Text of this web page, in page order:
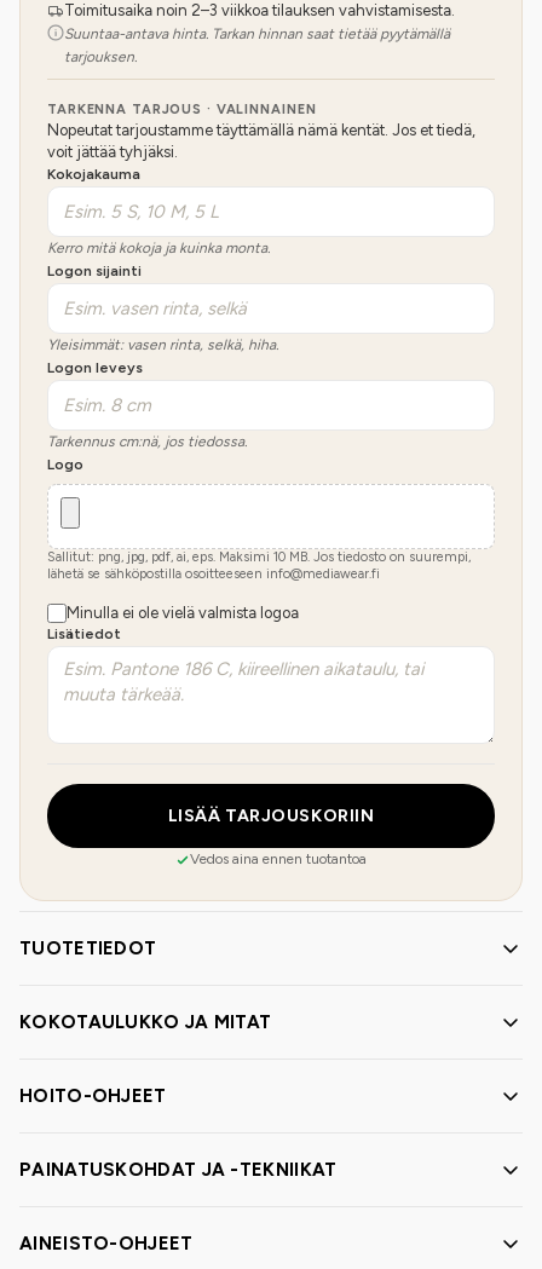
Toimitusaika noin 2–3 viikkoa tilauksen vahvistamisesta.
Suuntaa-antava hinta. Tarkan hinnan saat tietää pyytämällä
tarjouksen.
TARKENNA TARJOUS · VALINNAINEN
Nopeutat tarjoustamme täyttämällä nämä kentät. Jos et tiedä,
voit jättää tyhjäksi.
Kokojakauma
Kerro mitä kokoja ja kuinka monta.
Logon sijainti
Yleisimmät: vasen rinta, selkä, hiha.
Logon leveys
Tarkennus cm:nä, jos tiedossa.
Logo
Sallitut: png, jpg, pdf, ai, eps. Maksimi 10 MB. Jos tiedosto on suurempi,
lähetä se sähköpostilla osoitteeseen info@mediawear.fi
Minulla ei ole vielä valmista logoa
Lisätiedot
LISÄÄ TARJOUSKORIIN
Vedos aina ennen tuotantoa
TUOTETIEDOT
KOKOTAULUKKO JA MITAT
HOITO-OHJEET
PAINATUSKOHDAT JA -TEKNIIKAT
AINEISTO-OHJEET